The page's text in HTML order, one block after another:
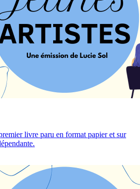
livre paru en format papier et sur